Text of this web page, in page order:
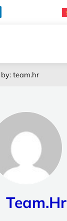
team.hr
Team.hr